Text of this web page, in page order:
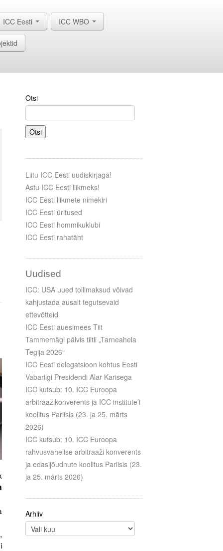
ICC Eesti ICC WBO
Otsi
Otsi
Liitu ICC Eesti uudiskirjaga!
Astu ICC Eesti liikmeks!
ICC Eesti liikmete nimekiri
ICC Eesti üritused
ICC Eesti hommikuklubi
ICC Eesti rahatäht
Uudised
ICC: USA uued tollimaksud võivad
kahjustada ausalt tegutsevaid
ettevõtteid
ICC Eesti auesimees Tiit
Tammemägi pälvis tiitli „Tarneahela
Tegija 2026“
ICC Eesti delegatsioon kohtus Eesti
Vabariigi Presidendi Alar Karisega
ICC kutsub: 10. ICC Euroopa
arbitraažikonverents ja ICC institute’i
koolitus Pariisis (23. ja 25. märts
2026)
ICC kutsub: 10. ICC Euroopa
rahvusvahelise arbitraaži konverents
ja edasijõudnute koolitus Pariisis (23.
ja 25. märts 2026)
Arhiiv